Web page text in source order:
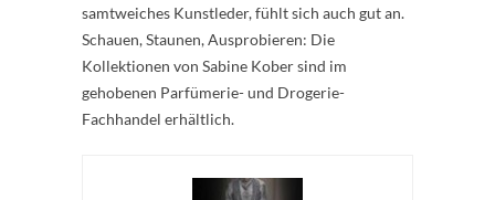
samtweiches Kunstleder, fühlt sich auch gut an.
Schauen, Staunen, Ausprobieren: Die
Kollektionen von Sabine Kober sind im
gehobenen Parfümerie- und Drogerie-
Fachhandel erhältlich.